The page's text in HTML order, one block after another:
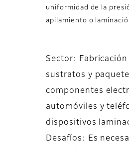
uniformidad de la
apilamiento o
Sector:
sustratos y
componentes
automóviles y
dispositivos
Desafíos: Es